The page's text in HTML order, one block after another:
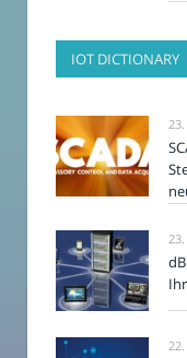
IOT DICTIONARY